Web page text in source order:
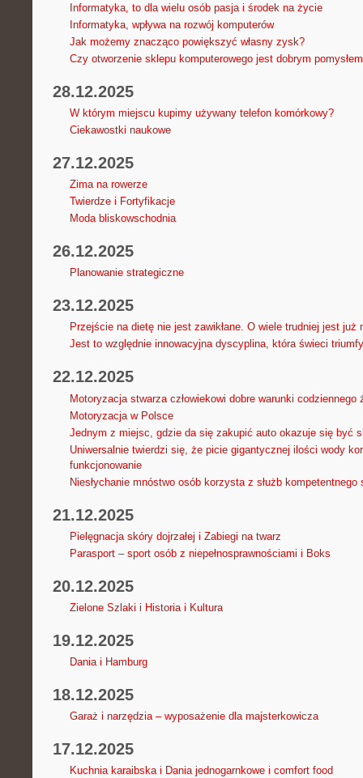
Informatyka, to dla wielu osób pasja i środek na życie
Informatyka, wpływa na rozwój komputerów
Jak możemy znacząco powiększyć własny zysk?
Czy otworzenie sklepu komputerowego jest dobrym
28.12.2025
W którym miejscu kupimy używany telefon komórkowy?
Ciekawostki naukowe
27.12.2025
Zima na rowerze
Twierdze i Fortyfikacje
Moda bliskowschodnia
26.12.2025
Planowanie strategiczne
23.12.2025
Przejście na dietę nie jest zawikłane. O wiele trudniej jest już
Jest to względnie innowacyjna dyscyplina, która świeci
22.12.2025
Motoryzacja stwarza człowiekowi dobre warunki codziennego
Motoryzacja w Polsce
Jednym z miejsc, gdzie da się zakupić auto okazuje się być
Uniwersalnie twierdzi się, że picie gigantycznej ilości wody
funkcjonowanie
Niesłychanie mnóstwo osób korzysta z służb kompetentnego
21.12.2025
Pielęgnacja skóry dojrzałej i Zabiegi na twarz
Parasport – sport osób z niepełnosprawnościami i Boks
20.12.2025
Zielone Szlaki i Historia i Kultura
19.12.2025
Dania i Hamburg
18.12.2025
Garaż i narzędzia – wyposażenie dla majsterkowicza
17.12.2025
Kuchnia karaibska i Dania jednogarnkowe i comfort food